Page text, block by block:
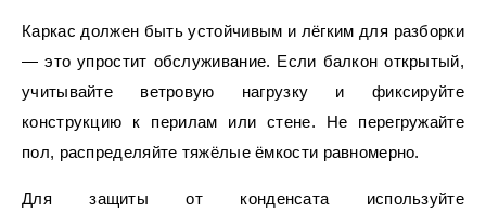
Каркас должен быть устойчивым и лёгким для разборки
— это упростит обслуживание. Если балкон открытый,
учитывайте ветровую нагрузку и фиксируйте
конструкцию к перилам или стене. Не перегружайте
пол, распределяйте тяжёлые ёмкости равномерно.
Для защиты от конденсата используйте